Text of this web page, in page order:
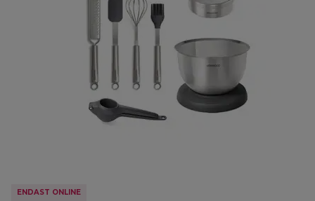
ENDAST ONLINE